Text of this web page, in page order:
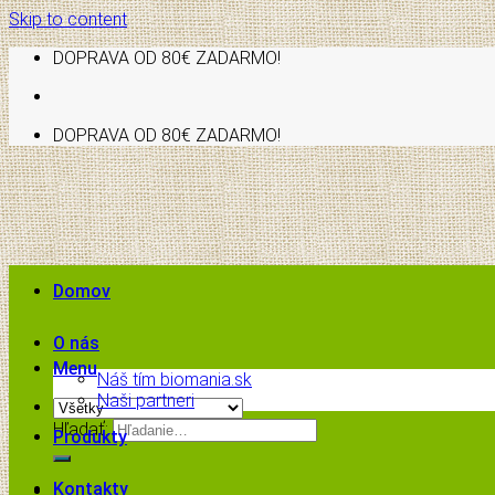
Skip to content
DOPRAVA OD 80€ ZADARMO!
DOPRAVA OD 80€ ZADARMO!
Menu
Hľadať:
Domov
O nás
Náš tím biomania.sk
Naši partneri
Produkty
Kontakty